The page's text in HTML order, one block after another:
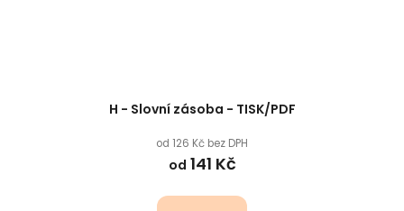
H - Slovní zásoba - TISK/PDF
od 126 Kč bez DPH
od 141 Kč